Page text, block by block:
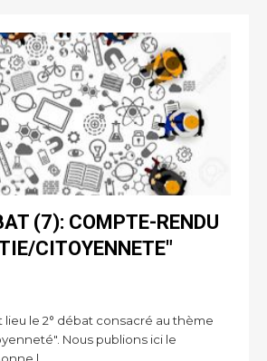
(7): COMPTE-RENDU
CITOYENNETE"
lieu le 2° débat consacré au thème
Nous publions ici le